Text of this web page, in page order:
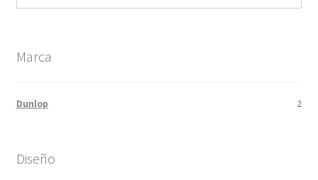
Marca
Dunlop 2
Diseño